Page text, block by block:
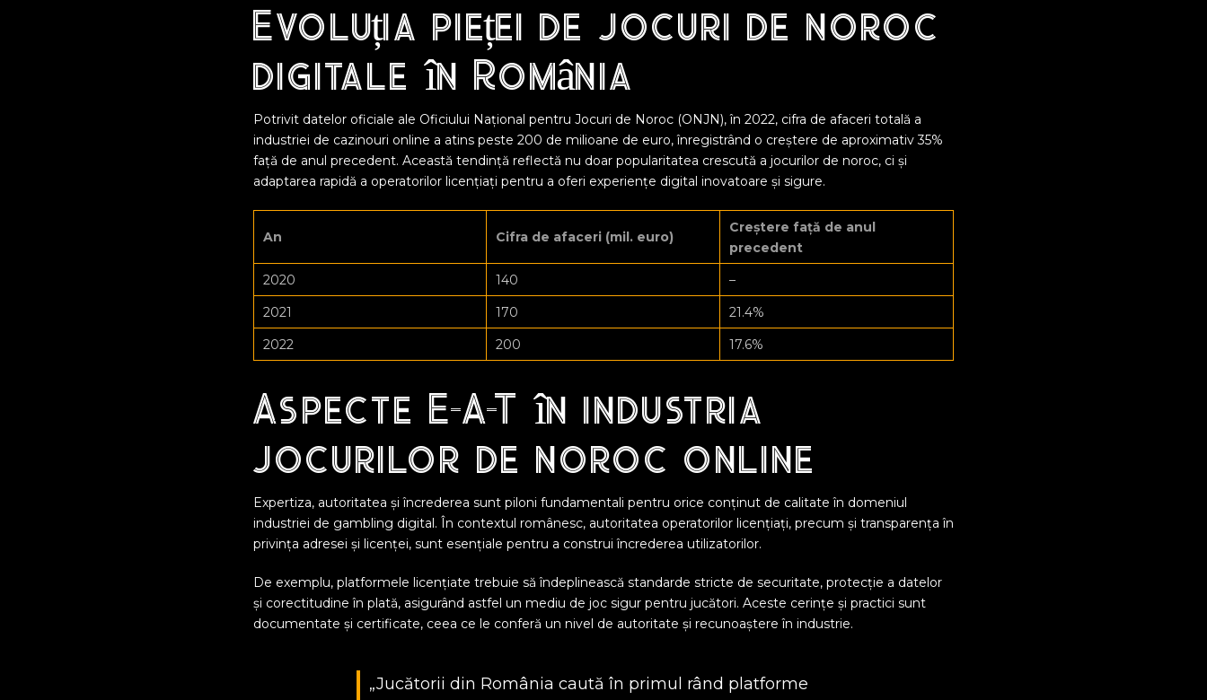
Evoluția pieței de jocuri de noroc
digitale în România
Potrivit datelor oficiale ale Oficiului Național pentru Jocuri de Noroc (ONJN), în 2022, cifra de afaceri totală a
industriei de cazinouri online a atins peste 200 de milioane de euro, înregistrând o creștere de aproximativ 35%
față de anul precedent. Această tendință reflectă nu doar popularitatea crescută a jocurilor de noroc, ci și
adaptarea rapidă a operatorilor licențiați pentru a oferi experiențe digital inovatoare și sigure.
An Cifra de afaceri (mil. euro)
Creștere față de anul
precedent
2020
140
–
2021
170
21.4%
2022
200 17.6%
Aspecte E-A-T în industria
jocurilor de noroc online
Expertiza, autoritatea și încrederea sunt piloni fundamentali pentru orice conținut de calitate în domeniul
industriei de gambling digital. În contextul românesc, autoritatea operatorilor licențiați, precum și transparența în
privința adresei și licenței, sunt esențiale pentru a construi încrederea utilizatorilor.
De exemplu, platformele licențiate trebuie să îndeplinească standarde stricte de securitate, protecție a datelor
și corectitudine în plată, asigurând astfel un mediu de joc sigur pentru jucători. Aceste cerințe și practici sunt
documentate și certificate, ceea ce le conferă un nivel de autoritate și recunoaștere în industrie.
„Jucătorii din România caută în primul rând platforme